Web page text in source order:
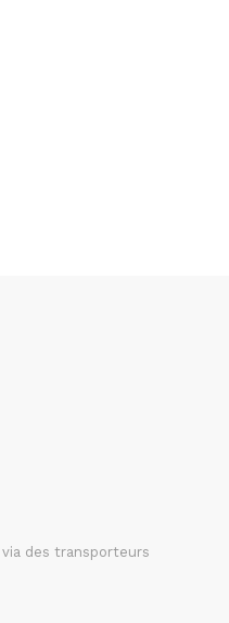
des transporteurs